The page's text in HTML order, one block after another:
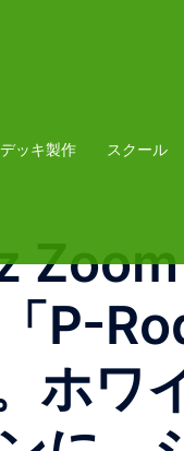
ッキ製作 スクール
P-
ホワ